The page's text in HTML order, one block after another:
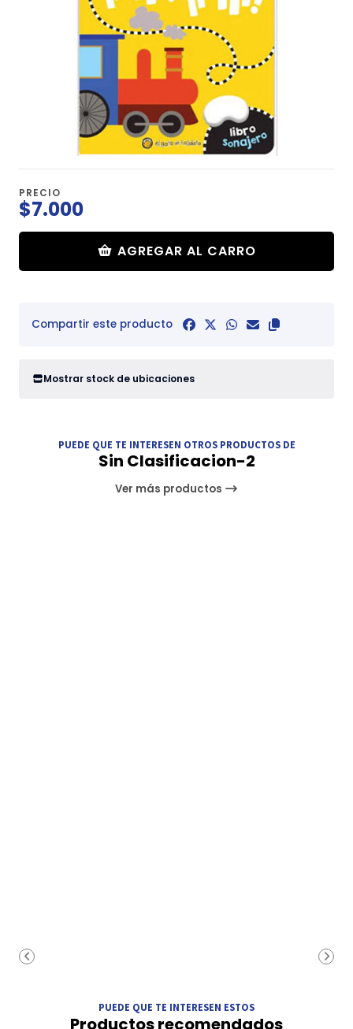
PRECIO
$7.000
AGREGAR AL CARRO
Compartir este producto
Mostrar stock de ubicaciones
PUEDE QUE TE INTERESEN OTROS PRODUCTOS DE
Sin Clasificacion-2
Ver más productos
PUEDE QUE TE INTERESEN ESTOS
Productos recomendados